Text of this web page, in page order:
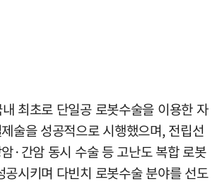
최초로 단일공 로봇수술을 이용한 자
술을 성공적으로 시행했으며, 전립선
·간암 동시 수술 등 고난도 복합 로봇
공시키며 다빈치 로봇수술 분야를 선도